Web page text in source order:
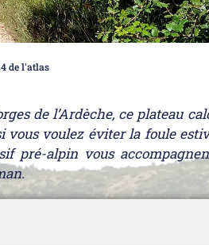
de l'atlas
de l’Ardèche, ce plateau
voulez éviter la foule
pré-alpin vous